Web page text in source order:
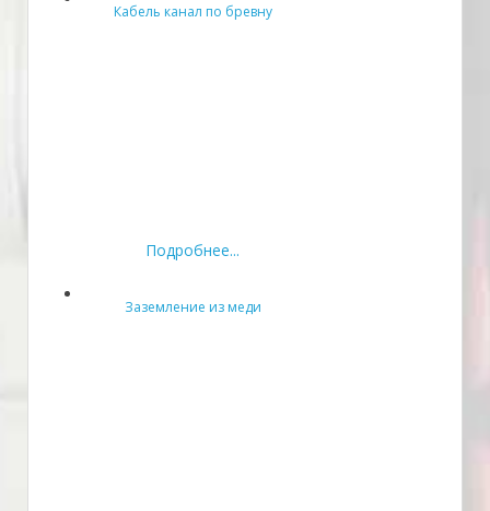
Кабель канал по бревну
Подробнее...
Заземление из меди